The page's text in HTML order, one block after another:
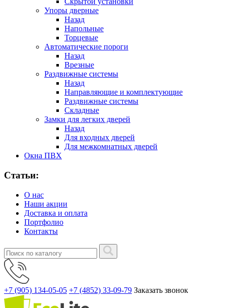
Упоры дверные
Назад
Напольные
Торцевые
Автоматические пороги
Назад
Врезные
Раздвижные системы
Назад
Направляющие и комплектующие
Раздвижные системы
Складные
Замки для легких дверей
Назад
Для входных дверей
Для межкомнатных дверей
Окна ПВХ
Статьи:
О нас
Наши акции
Доставка и оплата
Портфолио
Контакты
+7 (905) 134-05-05 +7 (4852) 33-09-79 Заказать звонок